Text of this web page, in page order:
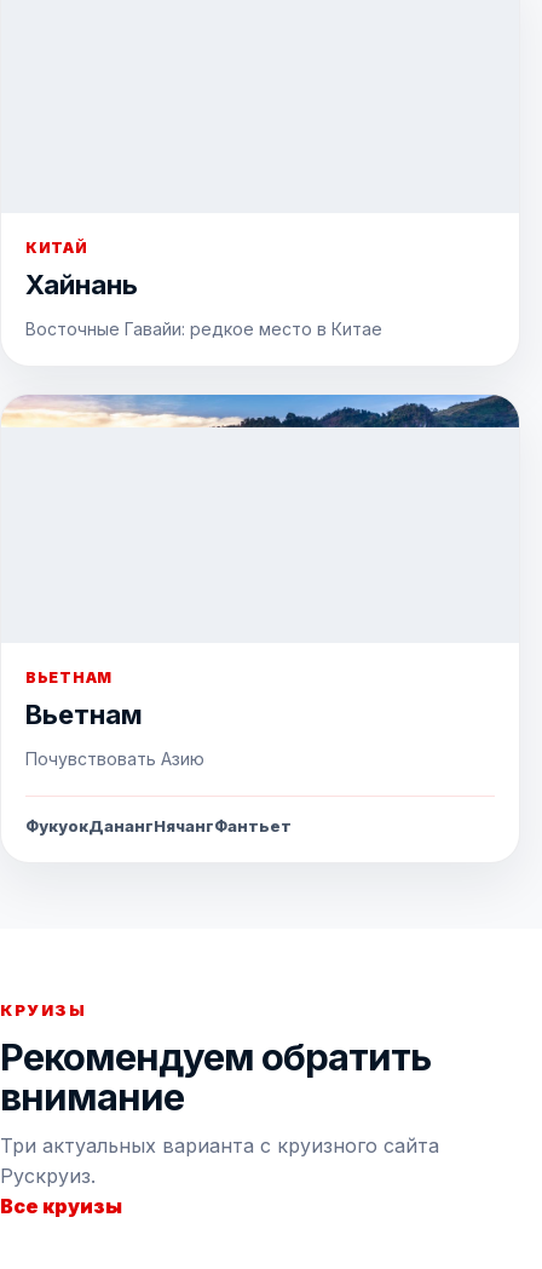
КИТАЙ
Хайнань
Восточные Гавайи: редкое место в Китае
ВЬЕТНАМ
Вьетнам
Почувствовать Азию
ФукуокДанангНячангФантьет
КРУИЗЫ
Рекомендуем обратить
внимание
Три актуальных варианта с круизного сайта
Рускруиз.
Все круизы